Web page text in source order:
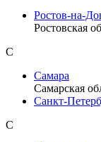
Ростов-на-
Ростовская
С
Самара
Самарская
Санкт-
С